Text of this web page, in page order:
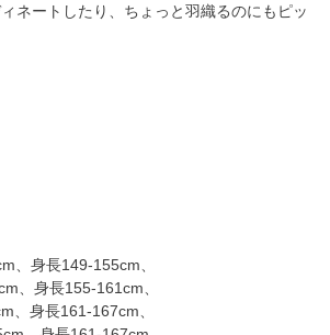
ネートしたり、ちょっと羽織るのにもピッ
、身長149-155cm、
、身長155-161cm、
、身長161-167cm、